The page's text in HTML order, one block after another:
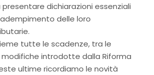
dichiarazioni essenziali
delle loro
tutte le scadenze, tra le
introdotte dalla Riforma
ultime ricordiamo le novità